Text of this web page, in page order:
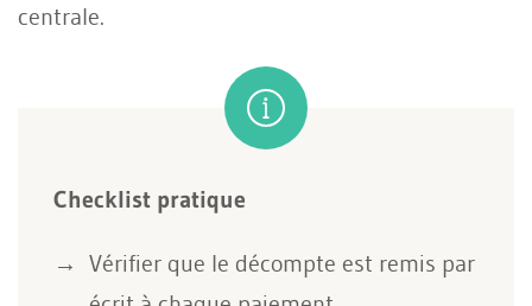
centrale.
Checklist pratique
Vérifier que le décompte est remis par